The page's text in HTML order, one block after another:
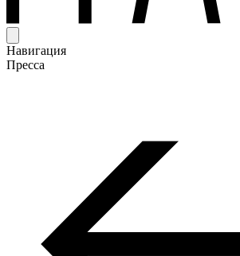
Навигация
Пресса